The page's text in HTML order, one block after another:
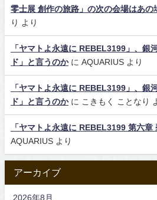
零士展 創作の旅路」の次の会場はあの
り
より
「ヤマトよ永遠に REBEL3199」、銀
ド」と言うのかに AQUARIUS より
「ヤマトよ永遠に REBEL3199」、銀
ド」と言うのかに こきもく ことなり
「ヤマトよ永遠に REBEL3199 第六章
AQUARIUS より
アーカイブ
2026年8月